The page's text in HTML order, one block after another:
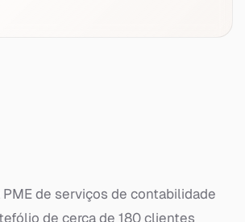
de serviços de contabilidade
de cerca de 180 clientes